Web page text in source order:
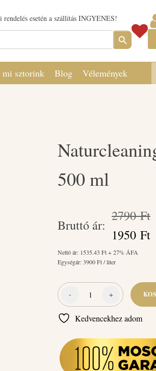
esetén a szállítás INGYENES!
SEARCH
BUTTON
sztorink Blog Vélemények
500 ml
Bruttó ár:
2790Ft
Original
price
2790 Ft.
1950 Ft
Nettó ár: 1535.43 Ft + 27% ÁFA
Egységár:3900Ft / liter
-
Naturcleaning
Mosogatószer
Kiwi-
500
ml
+
Kedvencekhez adom